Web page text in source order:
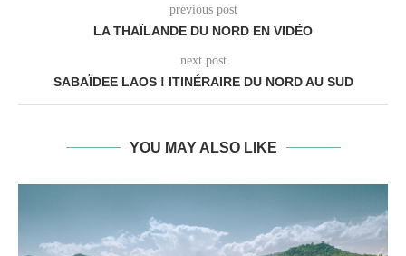
previous post
LA THAÏLANDE DU NORD EN VIDÉO
next post
SABAÏDEE LAOS ! ITINÉRAIRE DU NORD AU SUD
YOU MAY ALSO LIKE